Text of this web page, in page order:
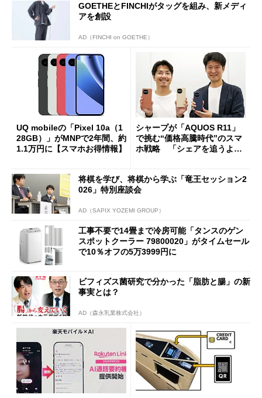
GOETHEとFINCHIがタッグを組み、新メディ
アを創設
AD（FINCHI on GOETHE）
UQ mobileの「Pixel 10a（1
28GB）」がMNPで2年間、約
1.1万円に【スマホお得情報】
シャープが「AQUOS R11」
で挑む“価格高騰時代”のスマ
ホ戦略 「シェアを追うより
将棋を学び、将棋から学ぶ「竜王セッション2
026」特別座談会
AD（SAPIX YOZEMI GROUP）
工事不要で14畳まで冷房可能「タンスのゲン
スポットクーラー 79800020」がタイムセール
で10％オフの5万3999円に
ビフィズス菌研究で分かった「脂肪と腸」の新
事実とは？
AD（森永乳業株式会社）